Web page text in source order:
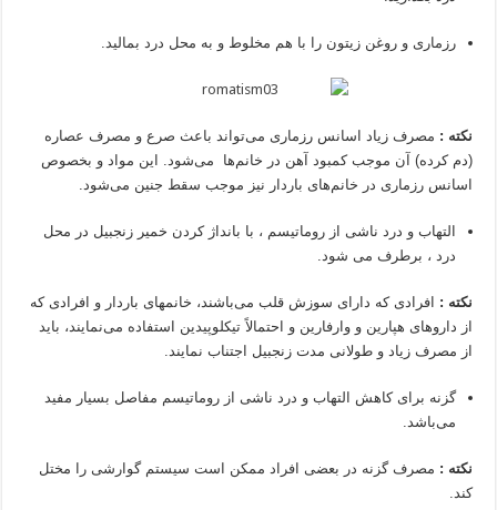
رزماری و روغن زیتون را با هم مخلوط و به محل درد بمالید.
نکته : مصرف زیاد اسانس رزماری می‌تواند باعث صرع و مصرف عصاره
(دم کرده) آن موجب کمبود آهن در خانم‌ها می‌شود. این مواد و بخصوص
اسانس رزماری در خانم‌های باردار نیز موجب سقط جنین می‌شود.
التهاب و درد ناشی از روماتیسم ، با بانداژ کردن خمیر زنجبیل در محل
درد ، برطرف می شود.
نکته : افرادی که دارای سوزش قلب می‌باشند، خانمهای باردار و افرادی که
از داروهای هپارین و وارفارین و احتمالاً تیکلوپیدین استفاده می‌نمایند، باید
از مصرف زیاد و طولانی مدت زنجبیل اجتناب نمایند.
گزنه برای کاهش التهاب و درد ناشی از روماتیسم مفاصل بسیار مفید
می‌باشد.
نکته : مصرفگزنه در بعضی افراد ممکن است سیستم گوارشی را مختل
کند.